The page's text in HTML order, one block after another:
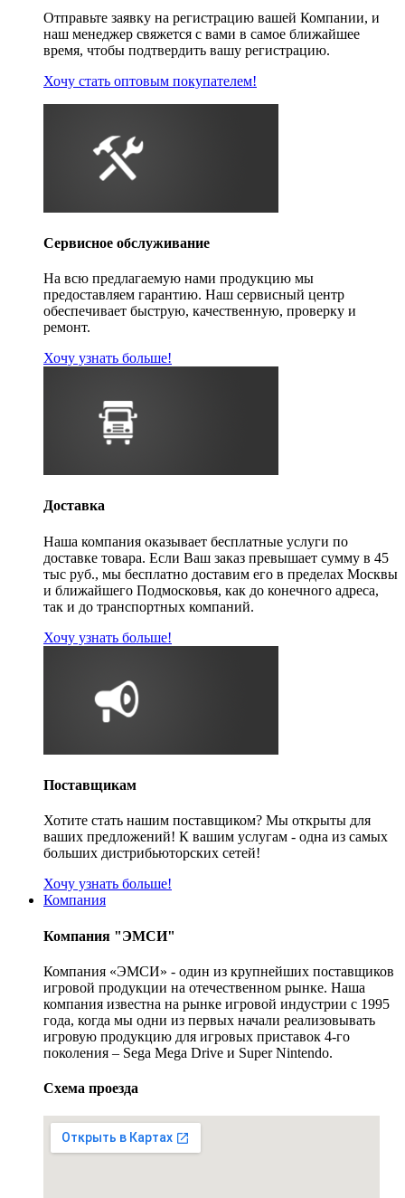
Отправьте заявку на регистрацию вашей Компании, и
наш менеджер свяжется с вами в самое ближайшее
время, чтобы подтвердить вашу регистрацию.
Хочу стать оптовым покупателем!
Сервисное обслуживание
На всю предлагаемую нами продукцию мы
предоставляем гарантию. Наш сервисный центр
обеспечивает быструю, качественную, проверку и
ремонт.
Хочу узнать больше!
Доставка
Наша компания оказывает бесплатные услуги по
доставке товара. Если Ваш заказ превышает сумму в 45
тыс руб., мы бесплатно доставим его в пределах Москвы
и ближайшего Подмосковья, как до конечного адреса,
так и до транспортных компаний.
Хочу узнать больше!
Поставщикам
Хотите стать нашим поставщиком? Мы открыты для
ваших предложений! К вашим услугам - одна из самых
больших дистрибьюторских сетей!
Хочу узнать больше!
Компания
Компания "ЭМСИ"
Компания «ЭМСИ» - один из крупнейших поставщиков
игровой продукции на отечественном рынке. Наша
компания известна на рынке игровой индустрии с 1995
года, когда мы одни из первых начали реализовывать
игровую продукцию для игровых приставок 4-го
поколения – Sega Mega Drive и Super Nintendo.
Схема проезда